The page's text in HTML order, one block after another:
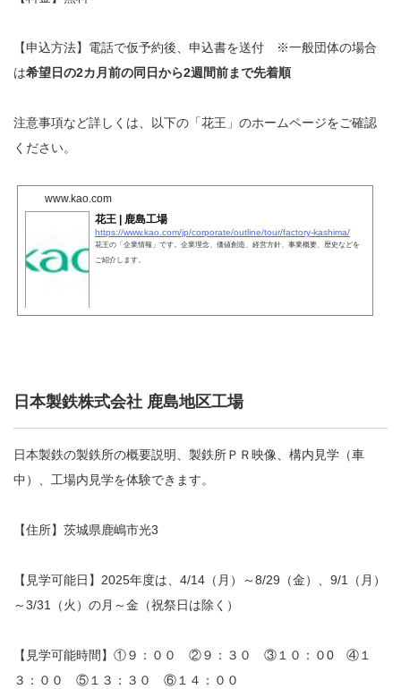
【申込方法】電話で仮予約後、申込書を送付 ※一般団体の場合
は希望日の2カ月前の同日から2週間前まで先着順
注意事項など詳しくは、以下の「花王」のホームページをご確認
ください。
www.kao.com
花王 | 鹿島工場
https://www.kao.com/jp/corporate/outline/tour/factory-kashima/
花王の「企業情報」です。企業理念、価値創造、経営方針、事業概要、歴史などを
ご紹介します。
日本製鉄株式会社 鹿島地区工場
日本製鉄の製鉄所の概要説明、製鉄所ＰＲ映像、構内見学（車
中）、工場内見学を体験できます。
【住所】茨城県鹿嶋市光3
【見学可能日】2025年度は、4/14（月）～8/29（金）、9/1（月）
～3/31（火）の月～金（祝祭日は除く）
【見学可能時間】①９：００ ②９：３０ ③１０：０0 ④１
３：００ ⑤１３：３０ ⑥１４：００